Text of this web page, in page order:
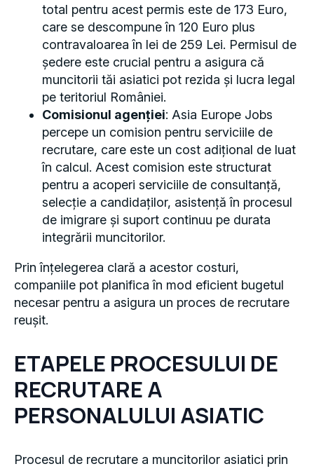
total pentru acest permis este de 173 Euro,
care se descompune în 120 Euro plus
contravaloarea în lei de 259 Lei. Permisul de
ședere este crucial pentru a asigura că
muncitorii tăi asiatici pot rezida și lucra legal
pe teritoriul României.
Comisionul agenției: Asia Europe Jobs
percepe un comision pentru serviciile de
recrutare, care este un cost adițional de luat
în calcul. Acest comision este structurat
pentru a acoperi serviciile de consultanță,
selecție a candidaților, asistență în procesul
de imigrare și suport continuu pe durata
integrării muncitorilor.
Prin înțelegerea clară a acestor costuri,
companiile pot planifica în mod eficient bugetul
necesar pentru a asigura un proces de recrutare
reușit.
ETAPELE PROCESULUI DE
RECRUTARE A
PERSONALULUI ASIATIC
Procesul de recrutare a muncitorilor asiatici prin